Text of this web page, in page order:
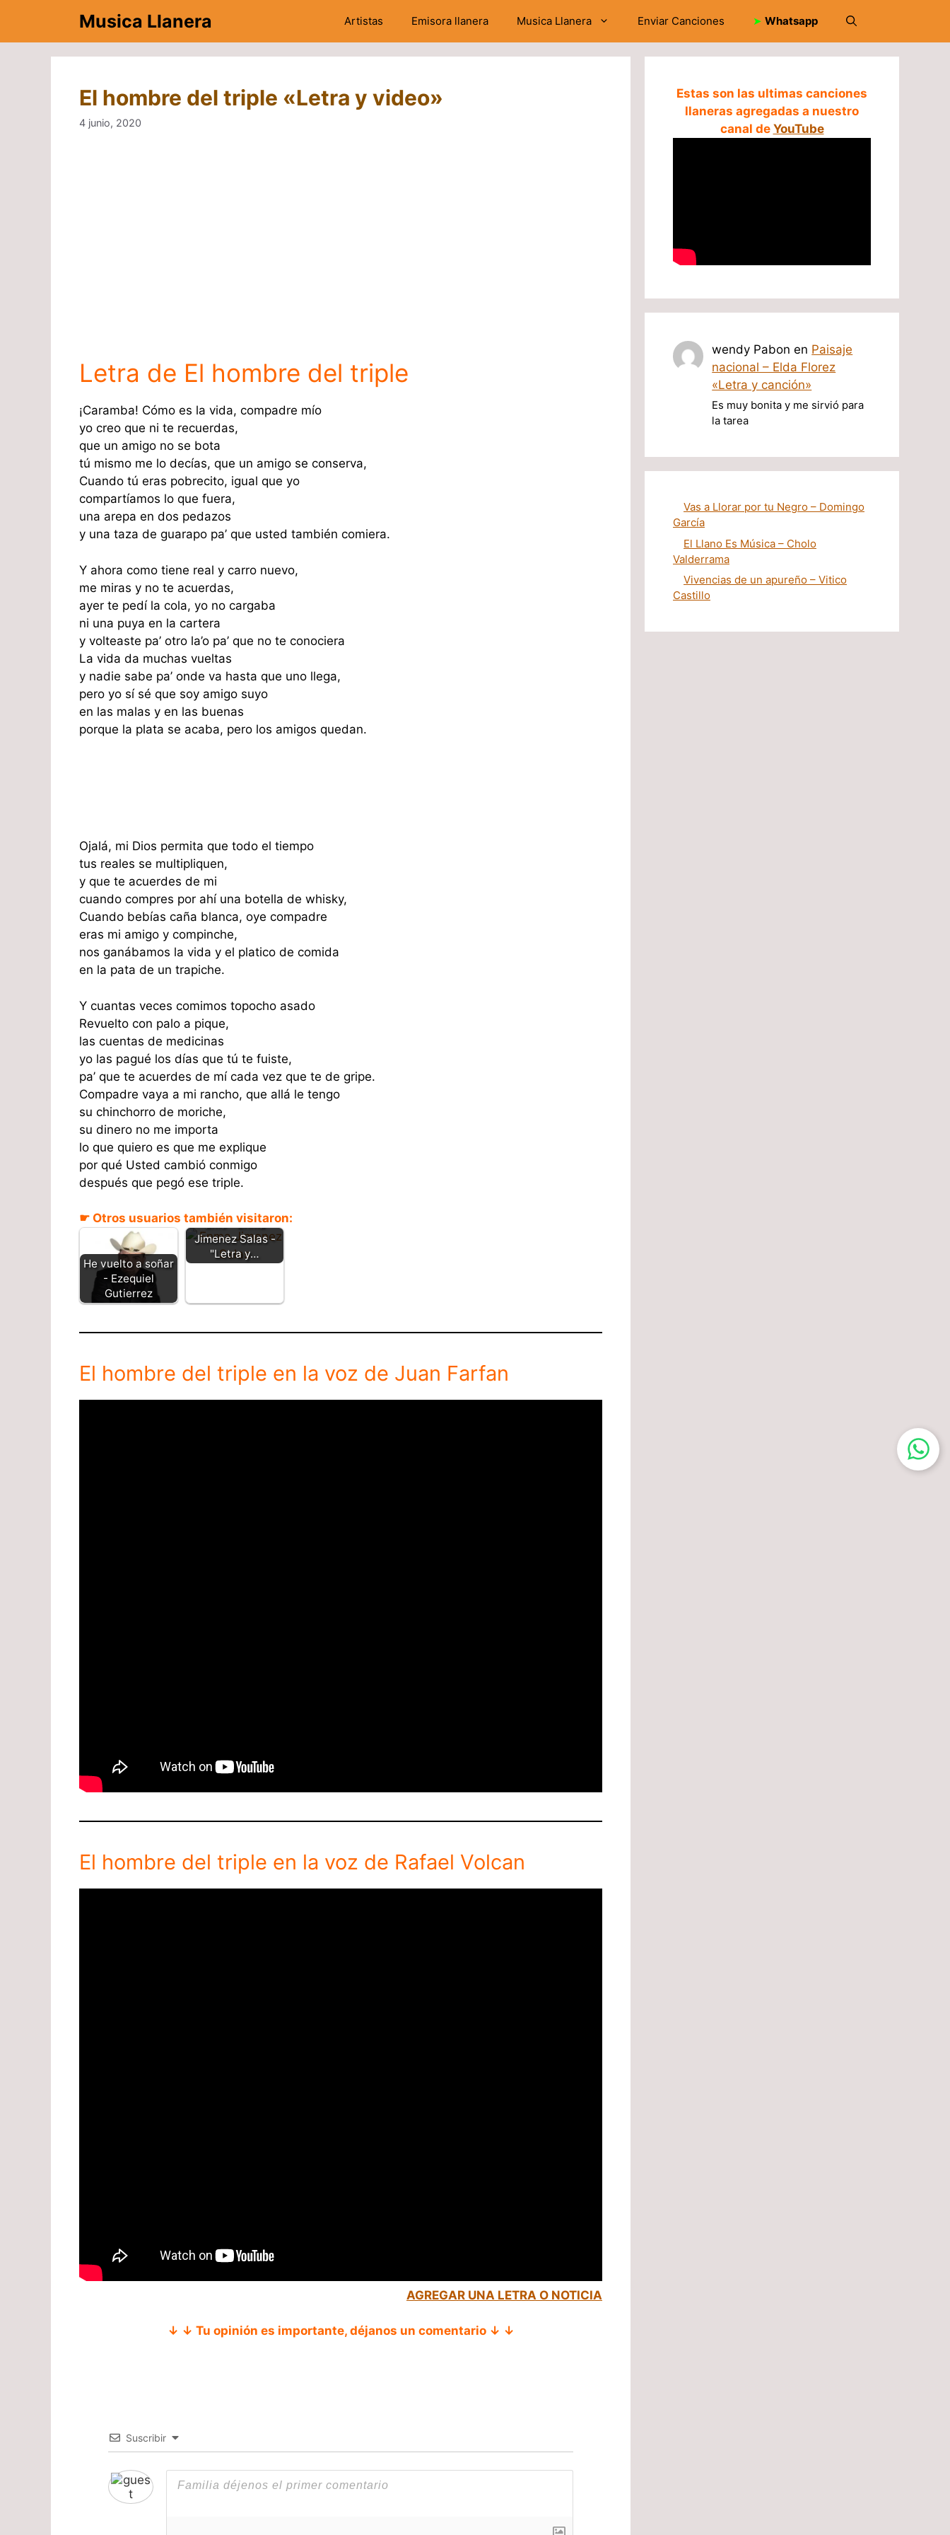
contenido
Musica Llanera Artistas Emisora llanera Musica Llanera Enviar Canciones ➤ Whatsapp
El hombre del triple «Letra y video»
4 junio, 2020
Letra de El hombre del triple
¡Caramba! Cómo es la vida, compadre mío
yo creo que ni te recuerdas,
que un amigo no se bota
tú mismo me lo decías, que un amigo se conserva,
Cuando tú eras pobrecito, igual que yo
compartíamos lo que fuera,
una arepa en dos pedazos
y una taza de guarapo pa’ que usted también comiera.
Y ahora como tiene real y carro nuevo,
me miras y no te acuerdas,
ayer te pedí la cola, yo no cargaba
ni una puya en la cartera
y volteaste pa’ otro la’o pa’ que no te conociera
La vida da muchas vueltas
y nadie sabe pa’ onde va hasta que uno llega,
pero yo sí sé que soy amigo suyo
en las malas y en las buenas
porque la plata se acaba, pero los amigos quedan.
Ojalá, mi Dios permita que todo el tiempo
tus reales se multipliquen,
y que te acuerdes de mi
cuando compres por ahí una botella de whisky,
Cuando bebías caña blanca, oye compadre
eras mi amigo y compinche,
nos ganábamos la vida y el platico de comida
en la pata de un trapiche.
Y cuantas veces comimos topocho asado
Revuelto con palo a pique,
las cuentas de medicinas
yo las pagué los días que tú te fuiste,
pa’ que te acuerdes de mí cada vez que te de gripe.
Compadre vaya a mi rancho, que allá le tengo
su chinchorro de moriche,
su dinero no me importa
lo que quiero es que me explique
por qué Usted cambió conmigo
después que pegó ese triple.
☛ Otros usuarios también visitaron:
He vuelto a soñar
- Ezequiel
Gutierrez
El hombre que yo
amo - Enma
Jimenez Salas -
"Letra y…
El hombre del triple en la voz de Juan Farfan
El hombre del triple en la voz de Rafael Volcan
AGREGAR UNA LETRA O NOTICIA
↓ ↓ Tu opinión es importante, déjanos un comentario ↓ ↓
Suscribir
Estas son las ultimas canciones
llaneras agregadas a nuestro
canal de YouTube
wendy Pabon en Paisaje
nacional – Elda Florez
«Letra y canción»
Es muy bonita y me sirvió para
la tarea
Vas a Llorar por tu Negro – Domingo
García
El Llano Es Música – Cholo
Valderrama
Vivencias de un apureño – Vitico
Castillo